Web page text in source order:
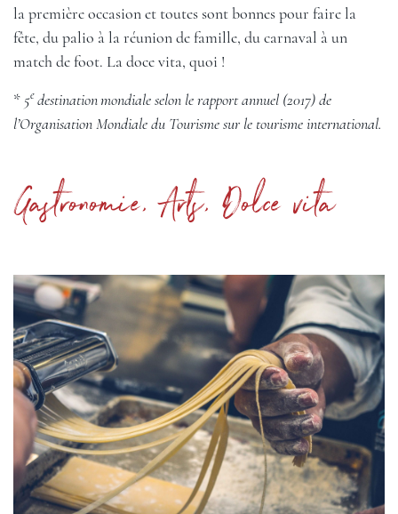
la première occasion et toutes sont bonnes pour faire la
fête, du palio à la réunion de famille, du carnaval à un
match de foot. La doce vita, quoi !
* 5edestinationmondiale selon le rapport annuel (2017) de
l’Organisation Mondiale du Tourisme sur le tourisme international.
Gastronomie, Arts, Dolce vita